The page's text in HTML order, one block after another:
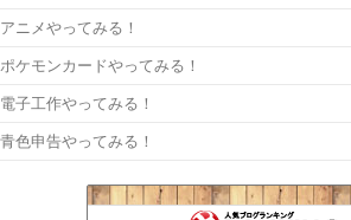
アニメやってみる！
ポケモンカードやってみる！
電子工作やってみる！
青色申告やってみる！